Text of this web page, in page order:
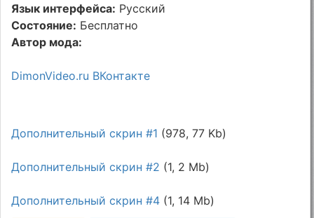
Язык интерфейса: Русский
Состояние: Бесплатно
Автор мода:
DimonVideo.ru ВКонтакте
Дополнительный скрин #1 (978, 77 Kb)
Дополнительный скрин #2 (1, 2 Mb)
Дополнительный скрин #4 (1, 14 Mb)